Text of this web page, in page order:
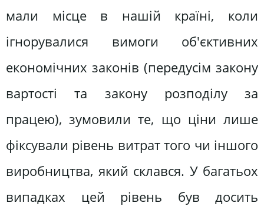
мали місце в нашій країні, коли
ігнорувалися вимоги об'єктивних
економічних законів (передусім закону
вартості та закону розподілу за
працею), зумовили те, що ціни лише
фіксували рівень витрат того чи іншого
виробництва, який склався. У багатьох
випадках цей рівень був досить